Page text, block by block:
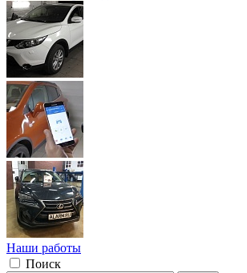
Наши работы
Поиск